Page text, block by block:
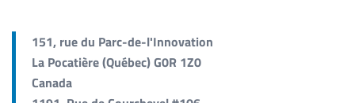
151, rue du Parc-de-l'Innovation
La Pocatière (Québec) G0R 1Z0
Canada